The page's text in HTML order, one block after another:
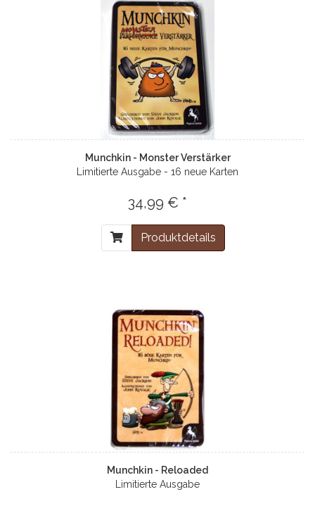
Munchkin - Monster Verstärker
Limitierte Ausgabe - 16 neue Karten
34,99 € *
Produktdetails
Munchkin - Reloaded
Limitierte Ausgabe